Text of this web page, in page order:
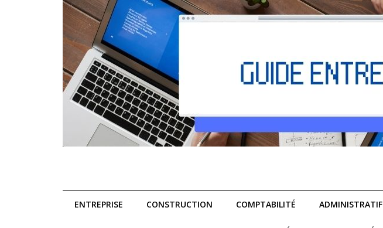
ENTREPRISE CONSTRUCTION COMPTABILITÉ ADMINISTRATIF